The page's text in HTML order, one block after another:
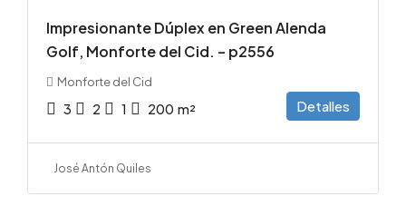
Impresionante Dúplex en Green Alenda
Golf, Monforte del Cid. – p2556
Monforte del Cid
3 2 1 200 m² Detalles
José Antón Quiles